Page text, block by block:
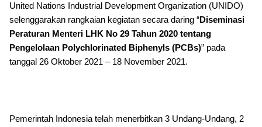
United Nations Industrial Development Organization (UNIDO)
selenggarakan rangkaian kegiatan secara daring “Diseminasi
Peraturan Menteri LHK No 29 Tahun 2020 tentang
Pengelolaan Polychlorinated Biphenyls (PCBs)” pada
tanggal 26 Oktober 2021 – 18 November 2021.
Pemerintah Indonesia telah menerbitkan 3 Undang-Undang, 2